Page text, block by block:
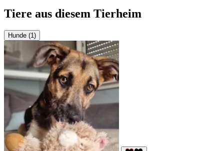
Tiere aus diesem Tierheim
Hunde (1)